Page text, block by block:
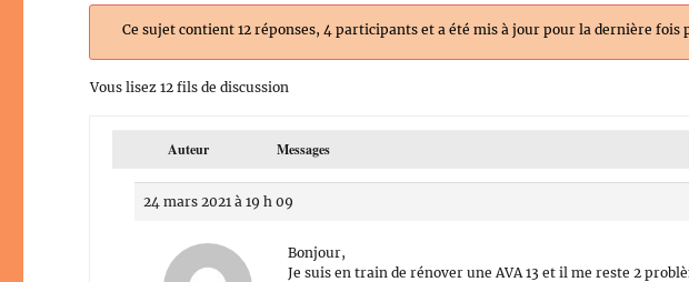
Ce sujet contient 12 réponses, 4 participants et a été mis à jour pour la dernière fois
Vous lisez 12 fils de discussion
Auteur Messages
24 mars 2021 à 19 h 09
Bonjour,
Je suis en train de rénover une AVA 13 et il me reste 2